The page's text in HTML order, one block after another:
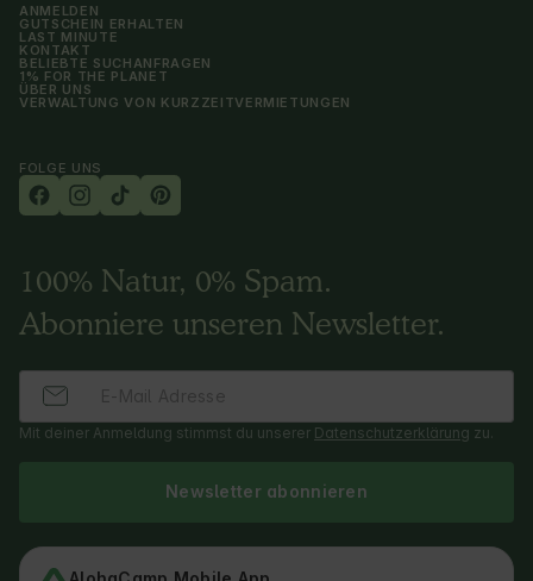
ANMELDEN
GUTSCHEIN ERHALTEN
LAST MINUTE
KONTAKT
BELIEBTE SUCHANFRAGEN
1% FOR THE PLANET
ÜBER UNS
VERWALTUNG VON KURZZEITVERMIETUNGEN
FOLGE UNS
100% Natur, 0% Spam.
Abonniere unseren Newsletter.
Mit deiner Anmeldung stimmst du unserer Datenschutzerklärung zu.
Newsletter abonnieren